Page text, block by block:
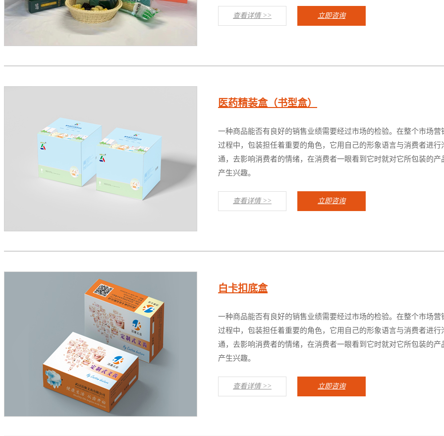
查看详情 >> 立即咨询
医药精装盒（书型盒）
一种商品能否有良好的销售业绩需要经过市场的检验。在整个市场营
过程中，包装担任着重要的角色，它用自己的形象语言与消费者进行
通，去影响消费者的情绪，在消费者一眼看到它时就对它所包装的产
产生兴趣。
查看详情 >> 立即咨询
白卡扣底盒
一种商品能否有良好的销售业绩需要经过市场的检验。在整个市场营
过程中，包装担任着重要的角色，它用自己的形象语言与消费者进行
通，去影响消费者的情绪，在消费者一眼看到它时就对它所包装的产
产生兴趣。
查看详情 >> 立即咨询